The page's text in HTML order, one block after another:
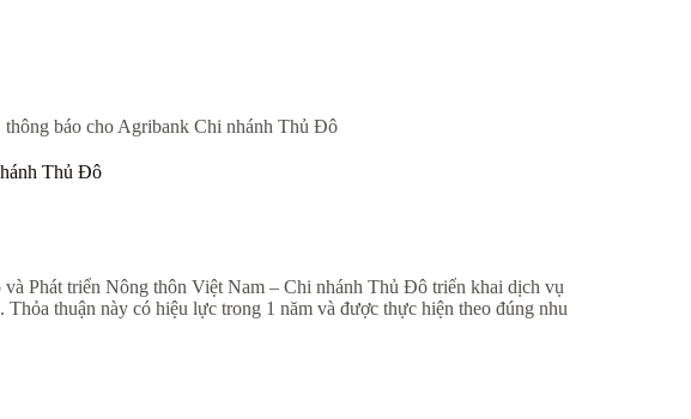
báo cho Agribank Chi nhánh Thủ Đô
Thủ Đô
Phát triển Nông thôn Việt Nam – Chi nhánh Thủ Đô triển khai dịch vụ
thuận này có hiệu lực trong 1 năm và được thực hiện theo đúng nhu